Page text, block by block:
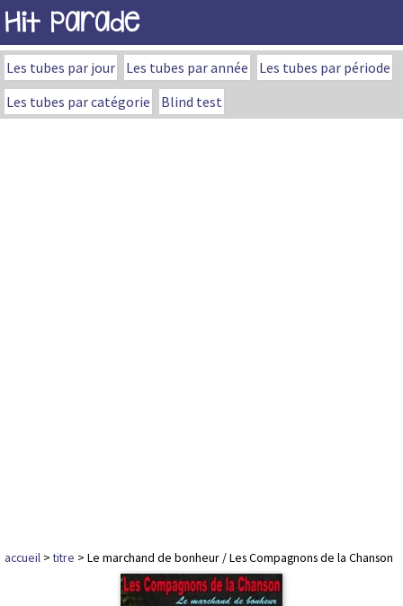
Hit Parade
Les tubes par jour Les tubes par année
Les tubes par période
Les tubes par catégorie
Blind test
accueil >titre > Le marchand de bonheur / Les Compagnons de la Chanson